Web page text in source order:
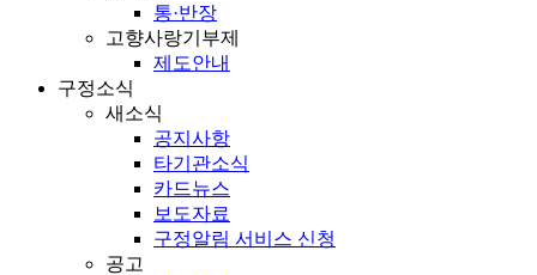
통·반장
고향사랑기부제
제도안내
구정소식
새소식
공지사항
타기관소식
카드뉴스
보도자료
구정알림 서비스 신청
공고